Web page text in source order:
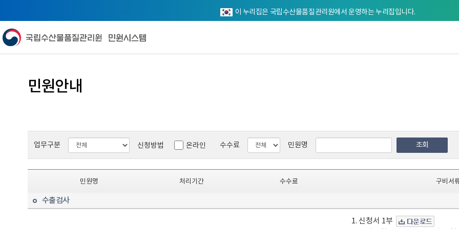
이 누리집은 국립수산물품질관리원에서 운영하는 누리집입니다.
민원안내
업무구분 신청방법 온라인 수수료 민원명 조회
민원명 처리기간 수수료 구비서
수출검사
1. 신청서 1부